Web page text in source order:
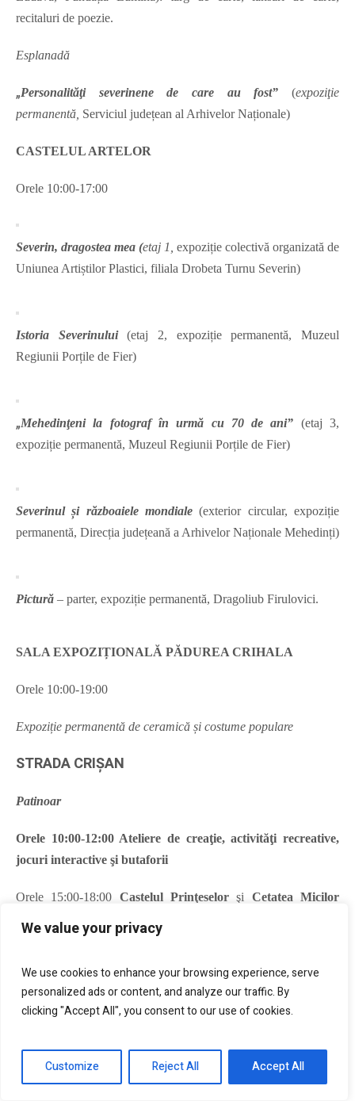
We value your privacy
We use cookies to enhance your browsing experience, serve
personalized ads or content, and analyze our traffic. By
clicking "Accept All", you consent to our use of cookies.
Customize Reject All Accept All
recitaluri de poezie.
Esplanadă
„Personalităţi severinene de care au fost” (expoziţie
permanentă, Serviciul județean al Arhivelor Naționale)
CASTELUL ARTELOR
Orele 10:00-17:00
Severin, dragostea mea (etaj 1, expoziție colectivă organizată de
Uniunea Artiștilor Plastici, filiala Drobeta Turnu Severin)
Istoria Severinului
(etaj 2, expoziție permanentă, Muzeul
Regiunii Porțile de Fier)
„Mehedinţeni la fotograf în urmă cu 70 de ani” (etaj 3,
expoziție permanentă, Muzeul Regiunii Porțile de Fier)
Severinul și războaiele mondiale (exterior circular, expoziție
permanentă, Direcția județeană a Arhivelor Naționale Mehedinți)
Pictură – parter, expoziție permanentă, Dragoliub Firulovici.
SALA EXPOZIȚIONALĂ PĂDUREA CRIHALA
Orele 10:00-19:00
Expoziție permanentă de ceramică și costume populare
STRADA CRIŞAN
Patinoar
Orele 10:00-12:00 Ateliere de creaţie, activităţi recreative,
jocuri interactive şi butaforii
Orele 15:00-18:00 Castelul Prinţeselor şi Cetatea Micilor
copii, Magie şi iluzionism pentru copii
Orele 16:00-16:15 Teatru pentru copii interactiv
Orele 16:15-16:30 Muzică uşoară (Palatul Copiilor)
Orele 16:30-17:00 Dansuri moderne cu Trupa Fawless şi Trupa
Fawless Junior (Palatul Copiilor)